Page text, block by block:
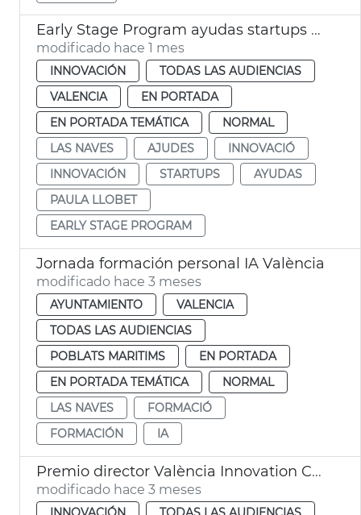
Early Stage Program ayudas startups València
modificado hace 1 mes
INNOVACIÓN
TODAS LAS AUDIENCIAS
VALENCIA
EN PORTADA
EN PORTADA TEMÁTICA
NORMAL
LAS NAVES
AJUDES
INNOVACIÓ
INNOVACIÓN
STARTUPS
AYUDAS
PAULA LLOBET
EARLY STAGE PROGRAM
Jornada formación personal IA València
modificado hace 3 meses
AYUNTAMIENTO
VALENCIA
TODAS LAS AUDIENCIAS
POBLATS MARITIMS
EN PORTADA
EN PORTADA TEMÁTICA
NORMAL
LAS NAVES
FORMACIÓ
FORMACIÓN
IA
Premio director València Innovation Capital
modificado hace 3 meses